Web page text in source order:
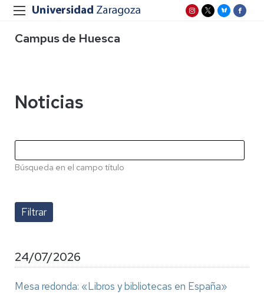
Campus de Huesca
Noticias
Búsqueda en el campo título
24/07/2026
Mesa redonda: «Libros y bibliotecas en España»